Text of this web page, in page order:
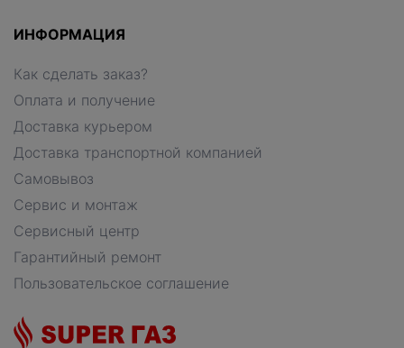
ИНФОРМАЦИЯ
Как сделать заказ?
Оплата и получение
Доставка курьером
Доставка транспортной компанией
Самовывоз
Сервис и монтаж
Сервисный центр
Гарантийный ремонт
Пользовательское соглашение